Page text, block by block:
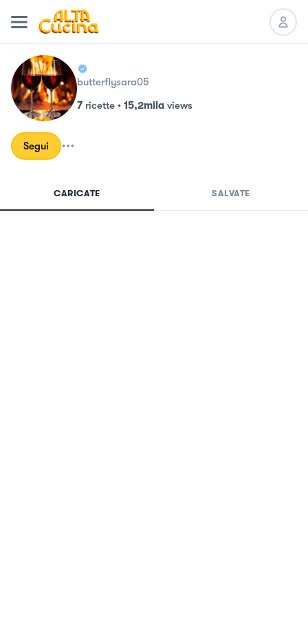
butterflysara05
7 ricette • 15,2mila views
Segui
CARICATE SALVATE